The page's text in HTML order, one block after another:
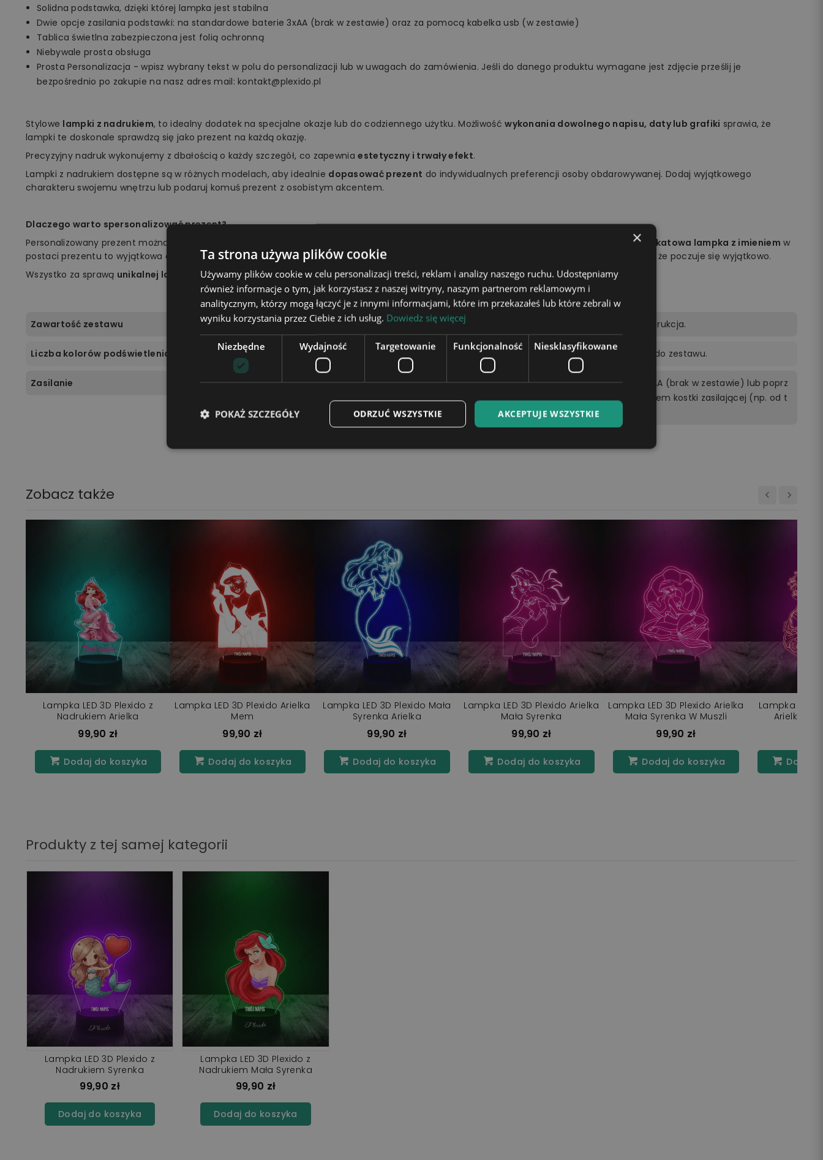
Solidna podstawka, dzięki której lampka jest stabilna
Dwie opcje zasilania podstawki: na standardowe baterie 3xAA (brak w zestawie) oraz za pomocą kabelka usb (w zestawie)
Tablica świetlna zabezpieczona jest folią ochronną
Niebywale prosta obsługa
Prosta Personalizacja - wpisz wybrany tekst w polu do personalizacji lub w uwagach do zamówienia. Jeśli do danego produktu wymagane jest zdjęcie prześlij je
bezpośrednio po zakupie na nasz adres mail: kontakt@plexido.pl
Stylowe lampki z nadrukiem, to idealny dodatek na specjalne okazje lub do codziennego użytku. Możliwośćwykonania dowolnego napisu, daty lub grafiki sprawia, że
lampki te doskonale sprawdzą się jako prezent na każdą okazję.
Precyzyjny nadruk wykonujemy z dbałością o każdy szczegół, co zapewniaestetyczny i trwały efekt.
Lampki z nadrukiem dostępne są w różnych modelach, aby idealnie dopasować prezent do indywidualnych preferencji osoby obdarowywanej. Dodaj wyjątkowego
charakteru swojemu wnętrzu lub podaruj komuś prezent z osobistym akcentem.
Dlaczego warto spersonalizować prezent?
Personalizowany prezent można jak najlepiej dopasować do zainteresowań, upodobań, charakteru czy osobowości obdarowywanej osoby.Unikatowa lampka z imieniem w
postaci prezentu to wyjątkowa okazja, aby zrobić niespodziankę bliskiej osobie. Z pewnością wywołasz szeroki uśmiech na jej twarzy i sprawisz, że poczuje się wyjątkowo.
Wszystko za sprawą unikalnej lampki marki Plexido!
Zawartość zestawu tablica świetlna, podstawka, pilot, kabel zasilający, instrukcja.
Liczba kolorów podświetlenia 16 kolorów do wyboru za pomocą pilota dołączonego do zestawu.
Zasilanie
Podstawka zasilana jest bezprzewodowo 3 bateriami AA (brak w zestawie) lub poprz
ez podłączenie kabla zasilającego do kontaktu z użyciem kostki zasilającej (np. od t
elefonu) lub gniazda USB w laptopie.
Zobacz także
Lampka LED 3D Plexido z
Nadrukiem Arielka
99,90 zł
Dodaj do koszyka
Lampka LED 3D Plexido Arielka
Mem
99,90 zł
Dodaj do koszyka
Lampka LED 3D Plexido Mała
Syrenka Arielka
99,90 zł
Dodaj do koszyka
Lampka LED 3D Plexido Arielka
Mała Syrenka
99,90 zł
Dodaj do koszyka
Lampka LED 3D Plexido Arielka
Mała Syrenka W Muszli
99,90 zł
Dodaj do koszyka
Lampka LED
Arielka
Dodaj
Produkty z tej samej kategorii
Lampka LED 3D Plexido z
Nadrukiem Syrenka
99,90 zł
Dodaj do koszyka
Lampka LED 3D Plexido z
Nadrukiem Mała Syrenka
99,90 zł
Dodaj do koszyka
×
Ta strona używa plików cookie
Używamy plików cookie w celu personalizacji treści, reklam i analizy naszego ruchu. Udostępniamy
również informacje o tym, jak korzystasz z naszej witryny, naszym partnerom reklamowym i
analitycznym, którzy mogą łączyć je z innymi informacjami, które im przekazałeś lub które zebrali w
wyniku korzystania przez Ciebie z ich usług. Dowiedz się więcej
Niezbędne Wydajność Targetowanie Funkcjonalność Niesklasyfikowane
AKCEPTUJE WSZYSTKIE
ODRZUĆ WSZYSTKIE
POKAŻ SZCZEGÓŁY